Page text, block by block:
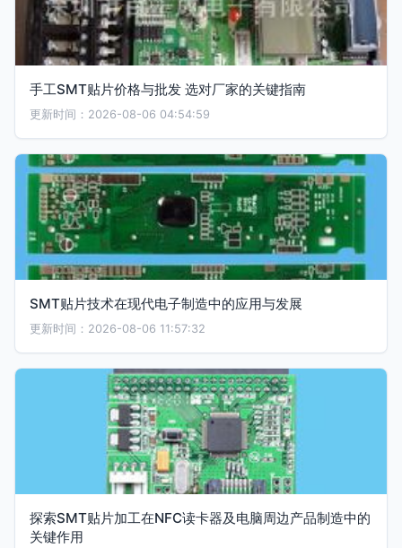
手工SMT贴片价格与批发 选对厂家的关键指南
更新时间：2026-08-06 04:54:59
SMT贴片技术在现代电子制造中的应用与发展
更新时间：2026-08-06 11:57:32
探索SMT贴片加工在NFC读卡器及电脑周边产品制造中的
关键作用